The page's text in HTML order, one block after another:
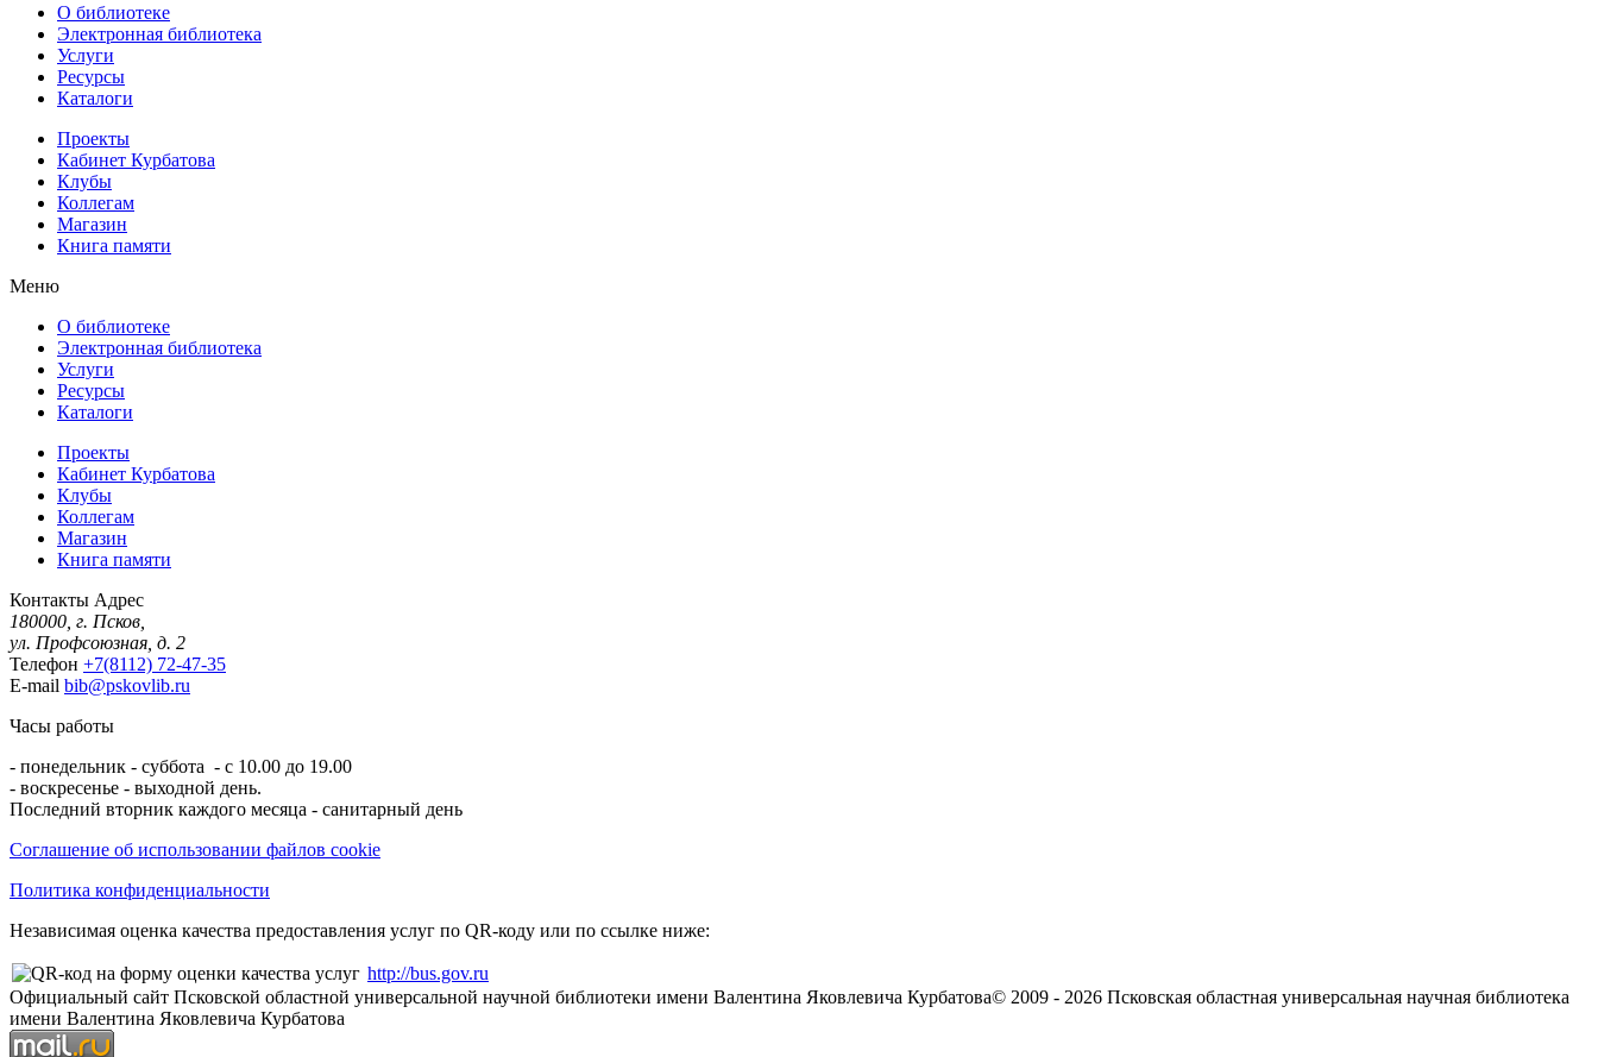
О библиотеке
Электронная библиотека
Услуги
Ресурсы
Каталоги
Проекты
Кабинет Курбатова
Клубы
Коллегам
Магазин
Книга памяти
Меню
О библиотеке
Электронная библиотека
Услуги
Ресурсы
Каталоги
Проекты
Кабинет Курбатова
Клубы
Коллегам
Магазин
Книга памяти
Контакты Адрес
180000, г. Псков,
ул. Профсоюзная, д. 2
Телефон +7(8112) 72-47-35
E-mail bib@pskovlib.ru
Часы работы
- понедельник - суббота - с 10.00 до 19.00
- воскресенье - выходной день.
Последний вторник каждого месяца - санитарный день
Соглашение об использовании файлов cookie
Политика конфиденциальности
Независимая оценка качества предоставления услуг по QR-коду или по ссылке ниже:
http://bus.gov.ru
Официальный сайт Псковской областной универсальной научной библиотеки имени Валентина Яковлевича Курбатова© 2009 - 2026 Псковская областная универсальная научная библиотека
имени Валентина Яковлевича Курбатова